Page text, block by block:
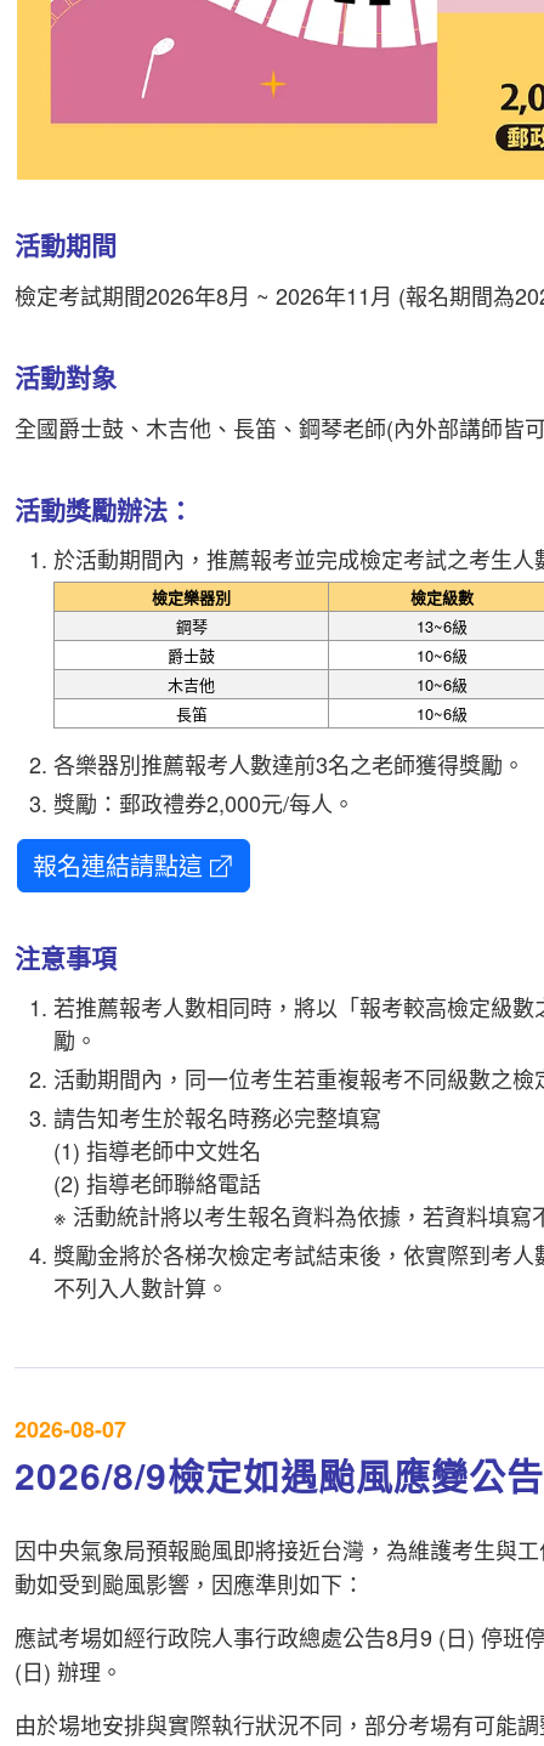
活動期間
檢定考試期間2026年8月 ~ 2026年11月 (報名期間為
活動對象
全國爵士鼓、木吉他、長笛、鋼琴老師(內外部講師皆
活動獎勵辦法：
於活動期間內，推薦報考並完成檢定考試之考生人
檢定樂器別
檢定級數
鋼琴
13~6級
爵士鼓
10~6級
木吉他
10~6級
長笛
10~6級
各樂器別推薦報考人數達前3名之老師獲得獎勵。
獎勵：郵政禮券2,000元/每人。
報名連結請點這
注意事項
若推薦報考人數相同時，將以「報考較高檢定級
勵。
活動期間內，同一位考生若重複報考不同級數之
請告知考生於報名時務必完整填寫
(1) 指導老師中文姓名
(2) 指導老師聯絡電話
※ 活動統計將以考生報名資料為依據，若資料填
獎勵金將於各梯次檢定考試結束後，依實際到考
不列入人數計算。
2026-08-07
2026/8/9檢定如遇颱風應變公告
因中央氣象局預報颱風即將接近台灣，為維護考生與
動如受到颱風影響，因應準則如下：
應試考場如經行政院人事行政總處公告8月9 (日) 停班
(日) 辦理。
由於場地安排與實際執行狀況不同，部分考場有可能